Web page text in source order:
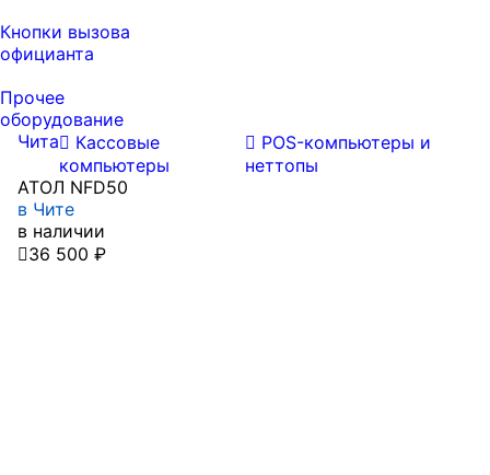
Кнопки вызова
официанта
Прочее
оборудование
Чита
Кассовые
компьютеры
POS-компьютеры и
неттопы
АТОЛ NFD50
в Чите
в наличии
36 500 ₽